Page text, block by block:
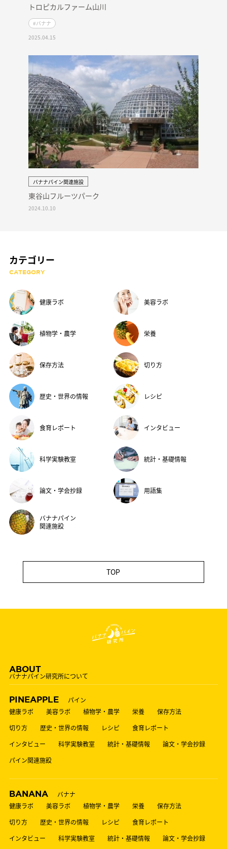
2025.04.15
トロピカルファーム山川
#バナナ
バナナパイン関連施設
2024.10.10
東谷山フルーツパーク
カテゴリー
CATEGORY
健康ラボ 美容ラボ
植物学・農学 栄養
保存方法 切り方
歴史・世界の情報 レシピ
食育レポート インタビュー
科学実験教室 統計・基礎情報
論文・学会抄録 用語集
バナナパイン
関連施設
TOP
ABOUT
バナナパイン研究所について
PINEAPPLE
パイン
健康ラボ
美容ラボ 植物学・農学 栄養
保存方法
切り方
歴史・世界の情報 レシピ
食育レポート
インタビュー
科学実験教室 統計・基礎情報
論文・学会抄録
パイン関連施設
BANANA
バナナ
健康ラボ
美容ラボ 植物学・農学 栄養
保存方法
切り方
歴史・世界の情報 レシピ
食育レポート
インタビュー
科学実験教室 統計・基礎情報 論文・学会抄録